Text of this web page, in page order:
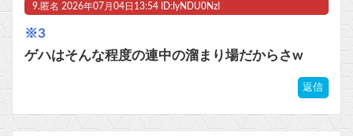
9. 匿名 2026年07月04日13:54 ID:IyNDU0NzI
※3
ゲハはそんな程度の連中の溜まり場だからさw
返信